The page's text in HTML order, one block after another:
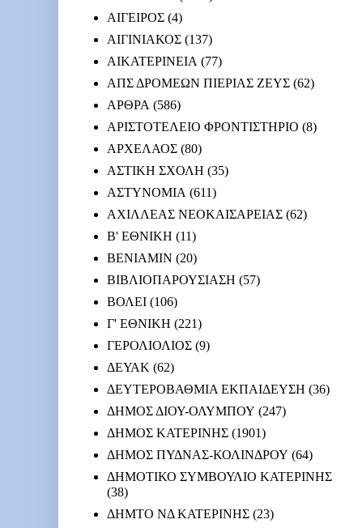
ΑΙΓΕΙΡΟΣ (4)
ΑΙΓΙΝΙΑΚΟΣ (137)
ΑΙΚΑΤΕΡΙΝΕΙΑ (77)
ΑΠΣ ΔΡΟΜΕΩΝ ΠΙΕΡΙΑΣ ΖΕΥΣ (62)
ΑΡΘΡΑ (586)
ΑΡΙΣΤΟΤΕΛΕΙΟ ΦΡΟΝΤΙΣΤΗΡΙΟ (8)
ΑΡΧΕΛΑΟΣ (80)
ΑΣΤΙΚΗ ΣΧΟΛΗ (35)
ΑΣΤΥΝΟΜΙΑ (611)
ΑΧΙΛΛΕΑΣ ΝΕΟΚΑΙΣΑΡΕΙΑΣ (62)
Β' ΕΘΝΙΚΗ (11)
ΒΕΝΙΑΜΙΝ (20)
ΒΙΒΛΙΟΠΑΡΟΥΣΙΑΣΗ (57)
ΒΟΛΕΙ (106)
Γ' ΕΘΝΙΚΗ (221)
ΓΕΡΟΛΙΟΛΙΟΣ (9)
ΔΕΥΑΚ (62)
ΔΕΥΤΕΡΟΒΑΘΜΙΑ ΕΚΠΑΙΔΕΥΣΗ (36)
ΔΗΜΟΣ ΔΙΟΥ-ΟΛΥΜΠΟΥ (247)
ΔΗΜΟΣ ΚΑΤΕΡΙΝΗΣ (1901)
ΔΗΜΟΣ ΠΥΔΝΑΣ-ΚΟΛΙΝΔΡΟΥ (64)
ΔΗΜΟΤΙΚΟ ΣΥΜΒΟΥΛΙΟ ΚΑΤΕΡΙΝΗΣ
(38)
ΔΗΜΤΟ ΝΔ ΚΑΤΕΡΙΝΗΣ (23)